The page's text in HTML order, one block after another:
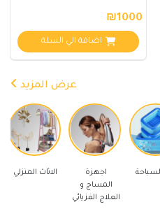
₪1000
اضافة الي السلة
عرض المزيد
اجهزة
العلاج الفزيائي
الاثاث المنزلي ادوات